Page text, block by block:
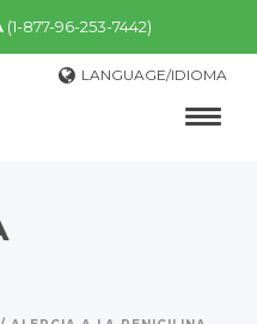
(1-877-96-253-7442)
LANGUAGE/IDIOMA